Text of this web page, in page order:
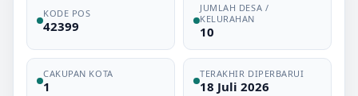
KODE POS
42399
JUMLAH DESA /
KELURAHAN
10
CAKUPAN KOTA
1
TERAKHIR DIPERBARUI
18 Juli 2026